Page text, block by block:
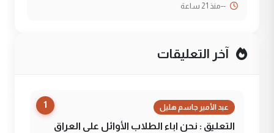
--منذ 21 ساعة
آخر التعليقات
1 عبد الأمير جاسم هليل
التعليق : نحن اباء الطلاب الأوائل على العراق